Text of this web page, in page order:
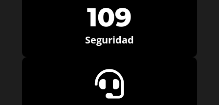
109
Seguridad
